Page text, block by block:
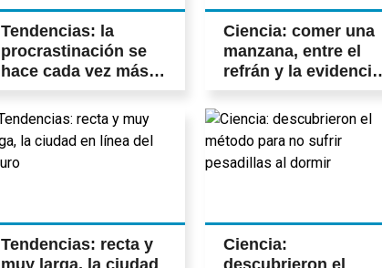
Tendencias: la
procrastinación se
hace cada vez más
común
Ciencia: comer una
manzana, entre el
refrán y la evidencia
de los estudios
Tendencias: recta y
muy larga, la ciudad
Ciencia:
descubrieron el